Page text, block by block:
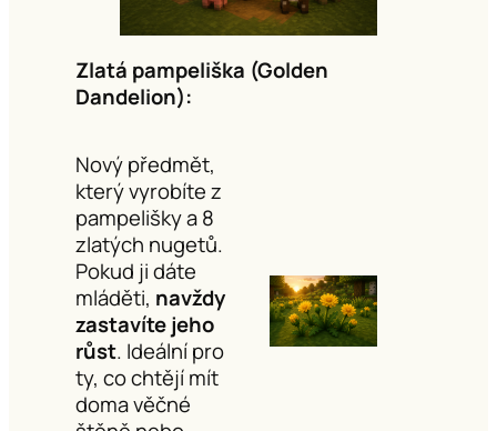
Zlatá pampeliška (Golden
Dandelion):
Nový předmět,
který vyrobíte z
pampelišky a 8
zlatých nugetů.
Pokud ji dáte
mláděti, navždy
zastavíte jeho
růst. Ideální pro
ty, co chtějí mít
doma věčné